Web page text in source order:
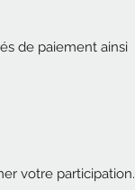
de paiement ainsi
votre participation.